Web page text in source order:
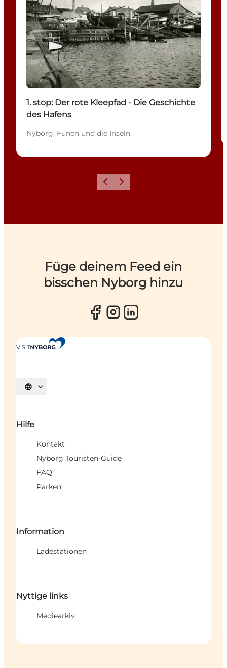
1. stop: Der rote Kleepfad - Die Geschichte
des Hafens
Nyborg, Fünen und die Inseln
ZurückWeiter
Füge deinem Feed ein
bisschen Nyborg hinzu
Sprache auswählen
Hilfe
Kontakt
Nyborg Touristen-Guide
FAQ
Parken
Information
Ladestationen
Nyttige links
Mediearkiv